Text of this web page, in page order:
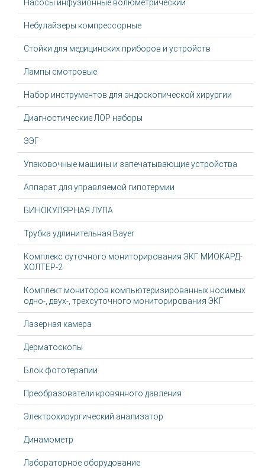
Насосы инфузионные волюметрический
Небулайзеры компрессорные
Стойки для медицинских приборов и устройств
Лампы смотровые
Набор инструментов для эндоскопической хирургии
Диагностические ЛОР наборы
ЭЭГ
Упаковочные машины и запечатывающие устройства
Аппарат для управляемой гипотермии
БИНОКУЛЯРНАЯ ЛУПА
Трубка удлинительная Bayer
Комплекс суточного мониторирования ЭКГ МИОКАРД-
ХОЛТЕР-2
Комплект мониторов компьютеризированных носимых
одно-, двух-, трехсуточного мониторирования ЭКГ
Лазерная камера
Дерматоскопы
Блок фототерапии
Преобразователи кровянного давления
Электрохирургический анализатор
Динамометр
Лабораторное оборудование